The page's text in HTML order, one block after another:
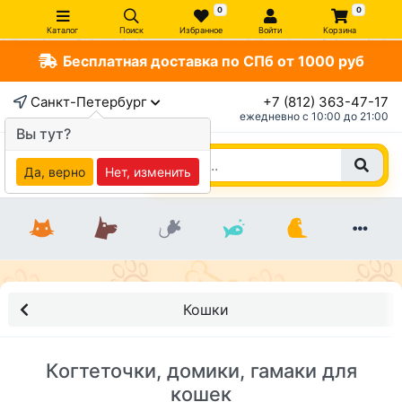
Каталог Поиск
0
Избранное Войти
0
Корзина
Бесплатная доставка по СПб от 1000 руб
Санкт-Петербург +7 (812) 363-47-17
ежедневно c 10:00 до 21:00
Кошки
Когтеточки, домики, гамаки для
кошек
Вы тут?
Да, верно Нет, изменить